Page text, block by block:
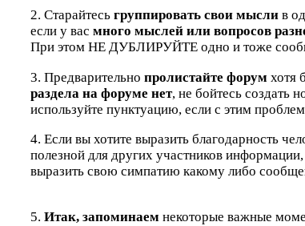
2. Старайтесь группировать свои мысли в
если у вас много мыслей или вопросов
При этом НЕ ДУБЛИРУЙТЕ одно и тоже
3. Предварительно пролистайте форум хотя
раздела на форуме нет, не бойтесь создать
используйте пунктуацию, если с этим
4. Если вы хотите выразить благодарность
полезной для других участников
выразить свою симпатию какому либо
5. Итак, запоминаем некоторые важные